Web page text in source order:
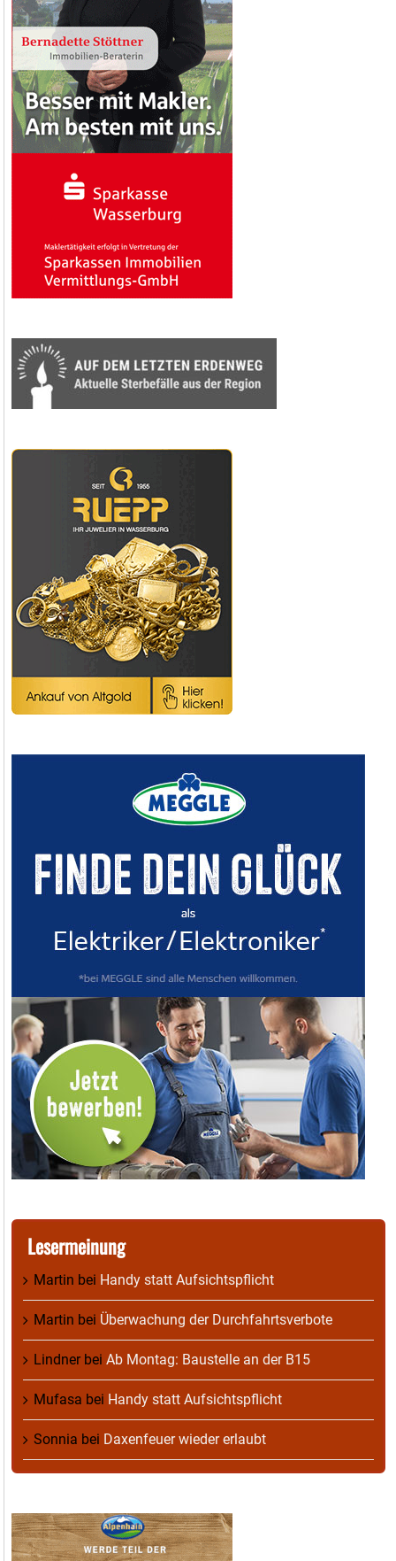
Lesermeinung
Martin bei Handy statt Aufsichtspflicht
Martin bei Überwachung der Durchfahrtsverbote
Lindnerbei Ab Montag: Baustelle an der B15
Mufasa bei Handy statt Aufsichtspflicht
Sonnia bei Daxenfeuer wieder erlaubt